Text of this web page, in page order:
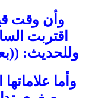
وأن وقت
وللحديث:
وأما